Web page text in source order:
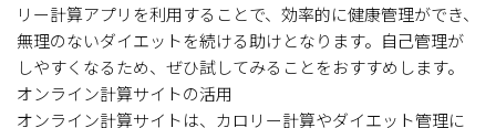
リー計算アプリを利用することで、効率的に健康管理ができ、
無理のないダイエットを続ける助けとなります。自己管理が
しやすくなるため、ぜひ試してみることをおすすめします。
オンライン計算サイトの活用
オンライン計算サイトは、カロリー計算やダイエット管理に